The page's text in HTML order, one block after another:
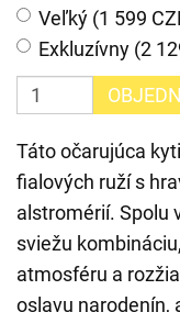
Veľký (1 599
Exkluzívny (2
Táto očarujúca
fialových ruží s
alstromérií. Spolu
sviežu
atmosféru a
oslavu narodenín,